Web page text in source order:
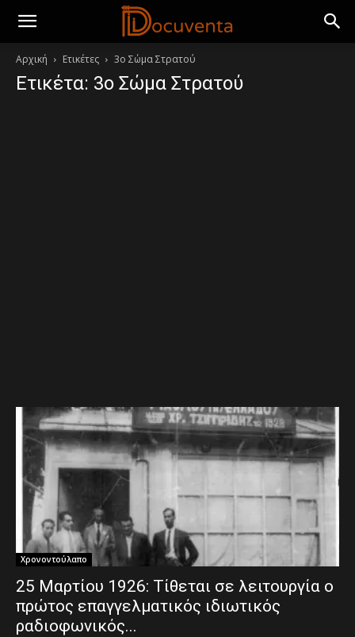
Αρχική Ετικέτες 3ο Σώμα Στρατού
Ετικέτα: 3ο Σώμα Στρατού
Χρονοντούλαπο
25 Μαρτίου 1926: Τίθεται σε λειτουργία ο
πρώτος επαγγελματικός ιδιωτικός
ραδιοφωνικός...